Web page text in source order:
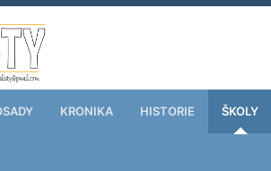
KRONIKA HISTORIE ŠKOLY